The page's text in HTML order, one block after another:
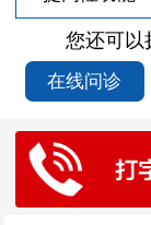
您还可以
在线问诊